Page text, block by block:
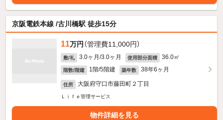
京阪電鉄本線 /古川橋駅 徒歩15分
11万円 （管理費11,000円）
敷/礼 3.0ヶ月/3.0ヶ月 使用部分面積 36.0㎡
階数/階建 1階/5階建 築年数 38年6ヶ月
住所 大阪府守口市藤田町２丁目
Ｌｉｆｅ管理サービス
物件詳細を見る